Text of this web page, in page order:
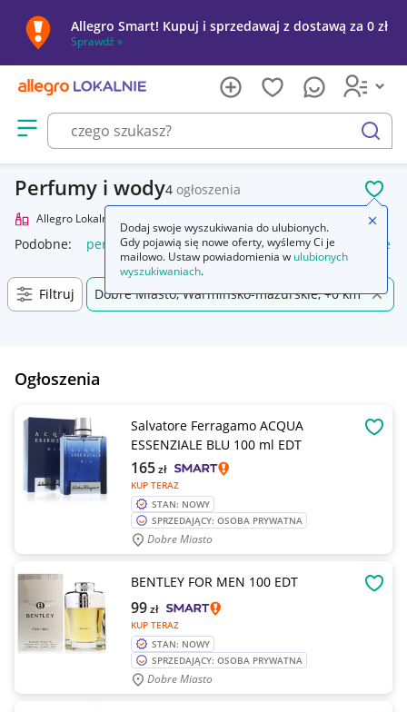
Allegro Smart! Kupuj i sprzedawaj z dostawą za 0 zł
Sprawdź »
Otwórz menu z kategoriami
szukaj
Perfumy i wody4 ogłoszenia
Allegro Lokalnie
Podobne: perfumy i wody perfumowane perfumy damskie
Filtruj Dobre Miasto, Warmińsko-mazurskie, +0 km
Ogłoszenia
Salvatore Ferragamo ACQUA
ESSENZIALE BLU 100 ml EDT
KUP TERAZ
165zł
STAN: NOWY
SPRZEDAJĄCY: OSOBA PRYWATNA
Dobre Miasto
BENTLEY FOR MEN 100 EDT
KUP TERAZ
99zł
STAN: NOWY
SPRZEDAJĄCY: OSOBA PRYWATNA
Dobre Miasto
Dodaj swoje wyszukiwania do ulubionych.
Gdy pojawią się nowe oferty, wyślemy Ci je
mailowo. Ustaw powiadomienia w ulubionych
wyszukiwaniach.